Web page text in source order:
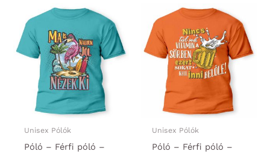
Unisex Pólók
Póló – Férfi póló –
Unisex Pólók
Póló – Férfi póló –